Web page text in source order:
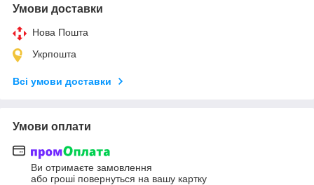
Умови доставки
Нова Пошта
Укрпошта
Всі умови доставки
Умови оплати
Ви отримаєте замовлення
або гроші повернуться на вашу картку